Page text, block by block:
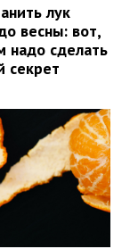
лук
весны: вот,
надо сделать
секрет